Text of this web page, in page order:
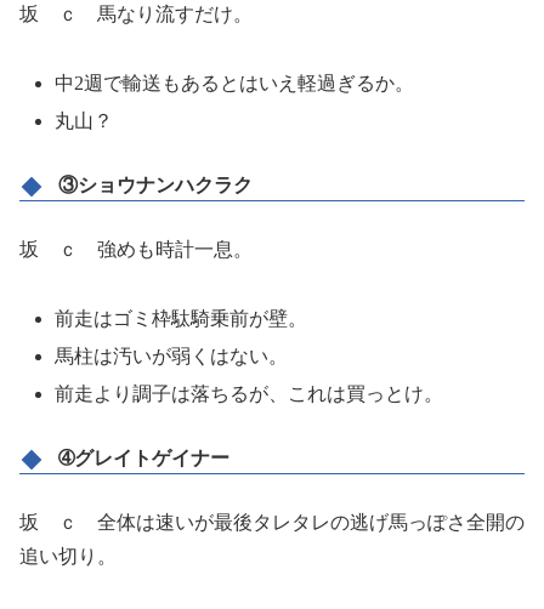
坂 ｃ 馬なり流すだけ。
中2週で輸送もあるとはいえ軽過ぎるか。
丸山？
③ショウナンハクラク
坂 ｃ 強めも時計一息。
前走はゴミ枠駄騎乗前が壁。
馬柱は汚いが弱くはない。
前走より調子は落ちるが、これは買っとけ。
➃グレイトゲイナー
坂 ｃ 全体は速いが最後タレタレの逃げ馬っぽさ全開の
追い切り。